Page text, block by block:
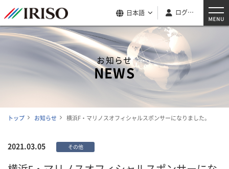
日本語 ログイン
お知らせ
NEWS
トップ お知らせ 横浜F・マリノスオフィシャルスポンサーになりました。
2021.03.05 その他